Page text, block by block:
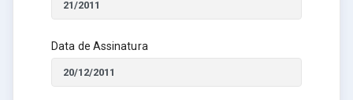
Data de Assinatura